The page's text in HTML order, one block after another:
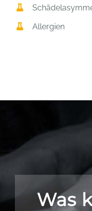
Allergien
Was